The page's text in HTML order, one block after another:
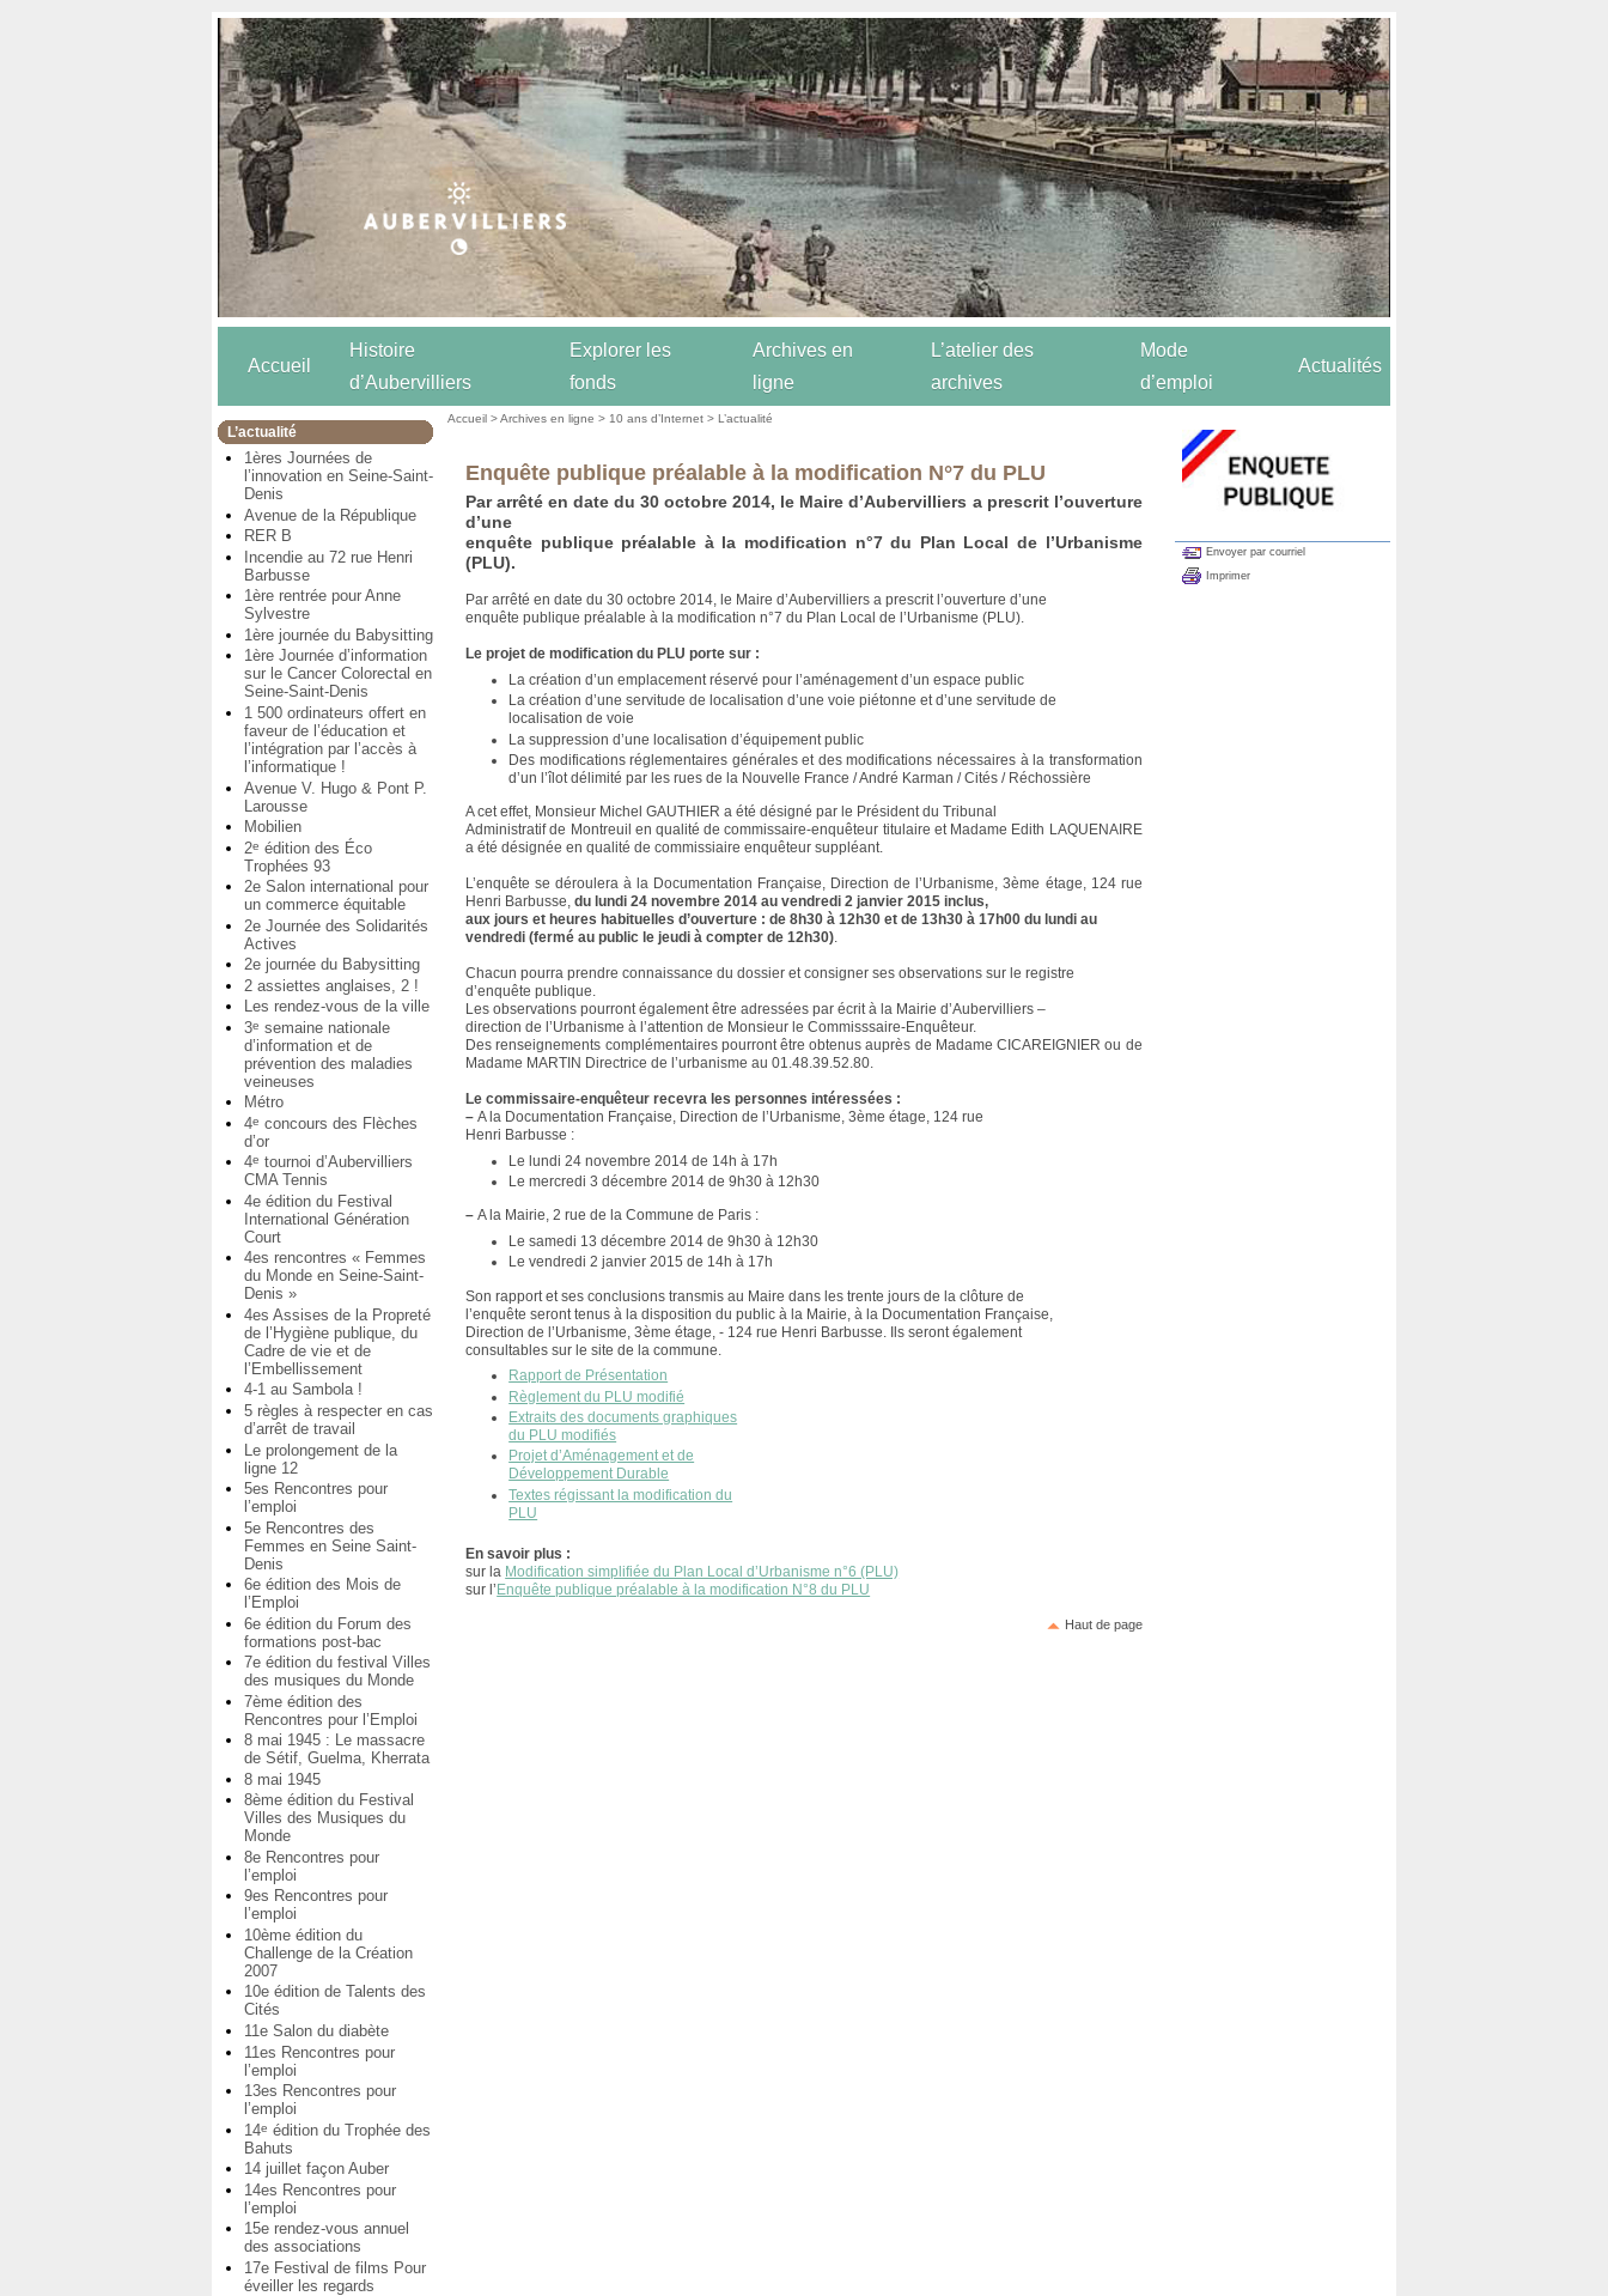
Accueil
Histoire
d’Aubervilliers
Explorer les
fonds
Archives en
ligne
L’atelier des
archives
Mode
d’emploi
Actualités
L’actualité
1ères Journées de
l’innovation en Seine-Saint-
Denis
Avenue de la République
RER B
Incendie au 72 rue Henri
Barbusse
1ère rentrée pour Anne
Sylvestre
1ère journée du Babysitting
1ère Journée d’information
sur le Cancer Colorectal en
Seine-Saint-Denis
1 500 ordinateurs offert en
faveur de l’éducation et
l’intégration par l’accès à
l’informatique !
Avenue V. Hugo & Pont P.
Larousse
Mobilien
2e édition des Éco
Trophées 93
2e Salon international pour
un commerce équitable
2e Journée des Solidarités
Actives
2e journée du Babysitting
2 assiettes anglaises, 2 !
Les rendez-vous de la ville
3e semaine nationale
d’information et de
prévention des maladies
veineuses
Métro
4e concours des Flèches
d’or
4e tournoi d’Aubervilliers
CMA Tennis
4e édition du Festival
International Génération
Court
4es rencontres « Femmes
du Monde en Seine-Saint-
Denis »
4es Assises de la Propreté
de l’Hygiène publique, du
Cadre de vie et de
l’Embellissement
4-1 au Sambola !
5 règles à respecter en cas
d’arrêt de travail
Le prolongement de la
ligne 12
5es Rencontres pour
l’emploi
5e Rencontres des
Femmes en Seine Saint-
Denis
6e édition des Mois de
l’Emploi
6e édition du Forum des
formations post-bac
7e édition du festival Villes
des musiques du Monde
7ème édition des
Rencontres pour l’Emploi
8 mai 1945 : Le massacre
de Sétif, Guelma, Kherrata
8 mai 1945
8ème édition du Festival
Villes des Musiques du
Monde
8e Rencontres pour
l’emploi
9es Rencontres pour
l’emploi
10ème édition du
Challenge de la Création
2007
10e édition de Talents des
Cités
11e Salon du diabète
11es Rencontres pour
l’emploi
13es Rencontres pour
l’emploi
14e édition du Trophée des
Bahuts
14 juillet façon Auber
14es Rencontres pour
l’emploi
15e rendez-vous annuel
des associations
17e Festival de films Pour
éveiller les regards
Accueil >Archives en ligne > 10 ans d’Internet >L’actualité
Enquête publique préalable à la modification N°7 du PLU
Par arrêté en date du 30 octobre 2014, le Maire d’Aubervilliers a prescrit l’ouverture
d’une
enquête publique préalable à la modification n°7 du Plan Local de l’Urbanisme
(PLU).
Par arrêté en date du 30 octobre 2014, le Maire d’Aubervilliers a prescrit l’ouverture d’une
enquête publique préalable à la modification n°7 du Plan Local de l’Urbanisme (PLU).
Le projet de modification du PLU porte sur :
La création d’un emplacement réservé pour l’aménagement d’un espace public
La création d’une servitude de localisation d’une voie piétonne et d’une servitude de
localisation de voie
La suppression d’une localisation d’équipement public
Des modifications réglementaires générales et des modifications nécessaires à la transformation
d’un l’îlot délimité par les rues de la Nouvelle France / André Karman / Cités / Réchossière
A cet effet, Monsieur Michel GAUTHIER a été désigné par le Président du Tribunal
Administratif de Montreuil en qualité de commissaire-enquêteur titulaire et Madame Edith LAQUENAIRE
a été désignée en qualité de commissiaire enquêteur suppléant.
L’enquête se déroulera à la Documentation Française, Direction de l’Urbanisme, 3ème étage, 124 rue
Henri Barbusse,du lundi 24 novembre 2014 au vendredi 2 janvier 2015 inclus,
aux jours et heures habituelles d’ouverture : de 8h30 à 12h30 et de 13h30 à 17h00 du lundi au
vendredi (fermé au public le jeudi à compter de 12h30).
Chacun pourra prendre connaissance du dossier et consigner ses observations sur le registre
d’enquête publique.
Les observations pourront également être adressées par écrit à la Mairie d’Aubervilliers –
direction de l’Urbanisme à l’attention de Monsieur le Commisssaire-Enquêteur.
Des renseignements complémentaires pourront être obtenus auprès de Madame CICAREIGNIER ou de
Madame MARTIN Directrice de l’urbanisme au 01.48.39.52.80.
Le commissaire-enquêteur recevra les personnes intéressées :
– A la Documentation Française, Direction de l’Urbanisme, 3ème étage, 124 rue
Henri Barbusse :
Le lundi 24 novembre 2014 de 14h à 17h
Le mercredi 3 décembre 2014 de 9h30 à 12h30
– A la Mairie, 2 rue de la Commune de Paris :
Le samedi 13 décembre 2014 de 9h30 à 12h30
Le vendredi 2 janvier 2015 de 14h à 17h
Son rapport et ses conclusions transmis au Maire dans les trente jours de la clôture de
l’enquête seront tenus à la disposition du public à la Mairie, à la Documentation Française,
Direction de l’Urbanisme, 3ème étage, - 124 rue Henri Barbusse. Ils seront également
consultables sur le site de la commune.
Rapport de Présentation
Règlement du PLU modifié
Extraits des documents graphiques
du PLU modifiés
Projet d’Aménagement et de
Développement Durable
Textes régissant la modification du
PLU
En savoir plus :
sur la Modification simplifiée du Plan Local d’Urbanisme n°6 (PLU)
sur l’Enquête publique préalable à la modification N°8 du PLU
Haut de page
Envoyer par courriel
Imprimer